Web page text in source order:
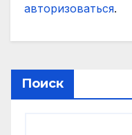
авторизоваться.
Поиск